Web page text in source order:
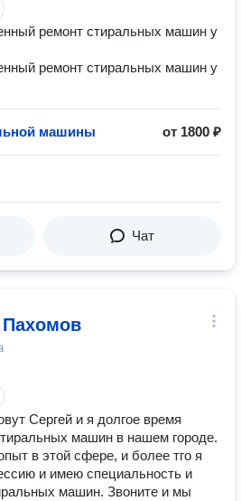
ремонт стиральных машин у
ремонт стиральных машин у
машины от 1800 ₽
Чат
Пахомов
Сергей и я долгое время
машин в нашем городе.
в этой сфере, и более тго я
и имею специальность и
машин. Звоните и мы